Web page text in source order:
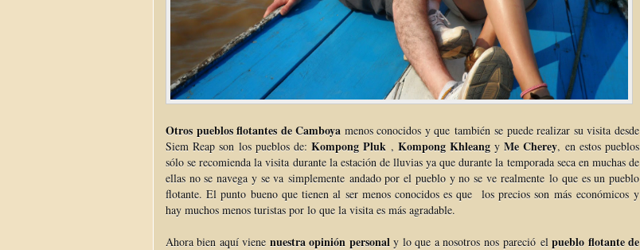
Otros pueblos flotantes de Camboya menos conocidos y que también se puede realizar su visita desde
Siem Reap son los pueblos de:Kompong Pluk , Kompong KhleangyMe Cherey, en estos pueblos
sólo se recomienda la visita durante la estación de lluvias ya que durante la temporada seca en muchas de
ellas no se navega y se va simplemente andado por el pueblo y no se ve realmente lo que es un pueblo
flotante. El punto bueno que tienen al ser menos conocidos es que los precios son más económicos y
hay muchos menos turistas por lo que la visita es más agradable.
Ahora bien aquí viene nuestra opinión personaly lo que a nosotros nos pareció elpueblo flotante de